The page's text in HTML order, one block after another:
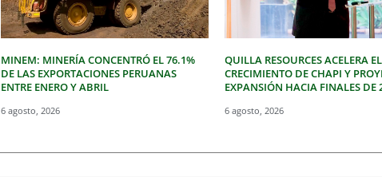
MINEM: MINERÍA CONCENTRÓ EL 76.1%
DE LAS EXPORTACIONES PERUANAS
ENTRE ENERO Y ABRIL
6 agosto, 2026
QUILLA RESOURCES ACELERA EL
CRECIMIENTO DE CHAPI Y
EXPANSIÓN HACIA FINALES DE
6 agosto, 2026